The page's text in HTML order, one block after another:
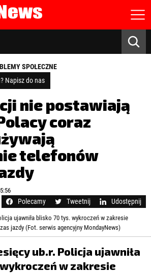
tutaj
SPOŁECZNE
Napisz do nas
nie postawiają
coraz
telefonów
Polecamy Tweetnij Udostępnij
ujawniła blisko 70 tys. wykroczeń w zakresie
jazdy (Fot. serwis agencyjny MondayNews)
ub.r. Policja ujawniła
w zakresie